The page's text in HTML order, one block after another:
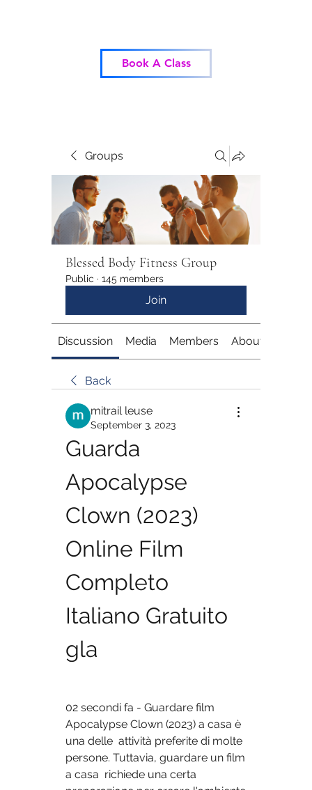
Book A Class
Groups
Blessed Body Fitness Group
Public · 145 members
Join
Discussion Media Members About
Back
mitrail leuse
September 3, 2023
Guarda
Apocalypse
Clown (2023)
Online Film
Completo
Italiano Gratuito
gla
02 secondi fa - Guardare film
Apocalypse Clown (2023) a casa è
una delle  attività preferite di molte
persone. Tuttavia, guardare un film
a casa  richiede una certa